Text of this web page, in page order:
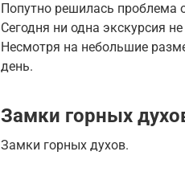
Попутно решилась проблема
Сегодня ни одна экскурсия
Несмотря на небольшие
день.
Замки горных
Замки горных духов.